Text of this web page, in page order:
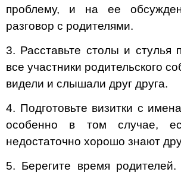
проблему, и на ее
разговор с родителями.
3. Расставьте столы и стулья
все участники родительского
видели и слышали друг друга.
4. Подготовьте визитки с
особенно в том случае,
недостаточно хорошо знают
5. Берегите время